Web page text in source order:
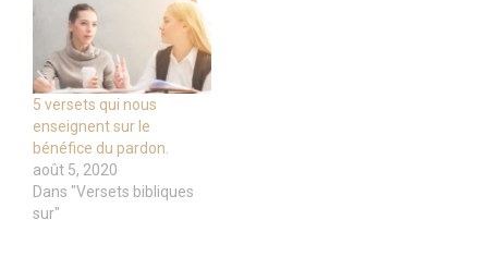
5 versets qui nous
enseignent sur le
bénéfice du pardon.
août 5, 2020
Dans "Versets bibliques
sur"